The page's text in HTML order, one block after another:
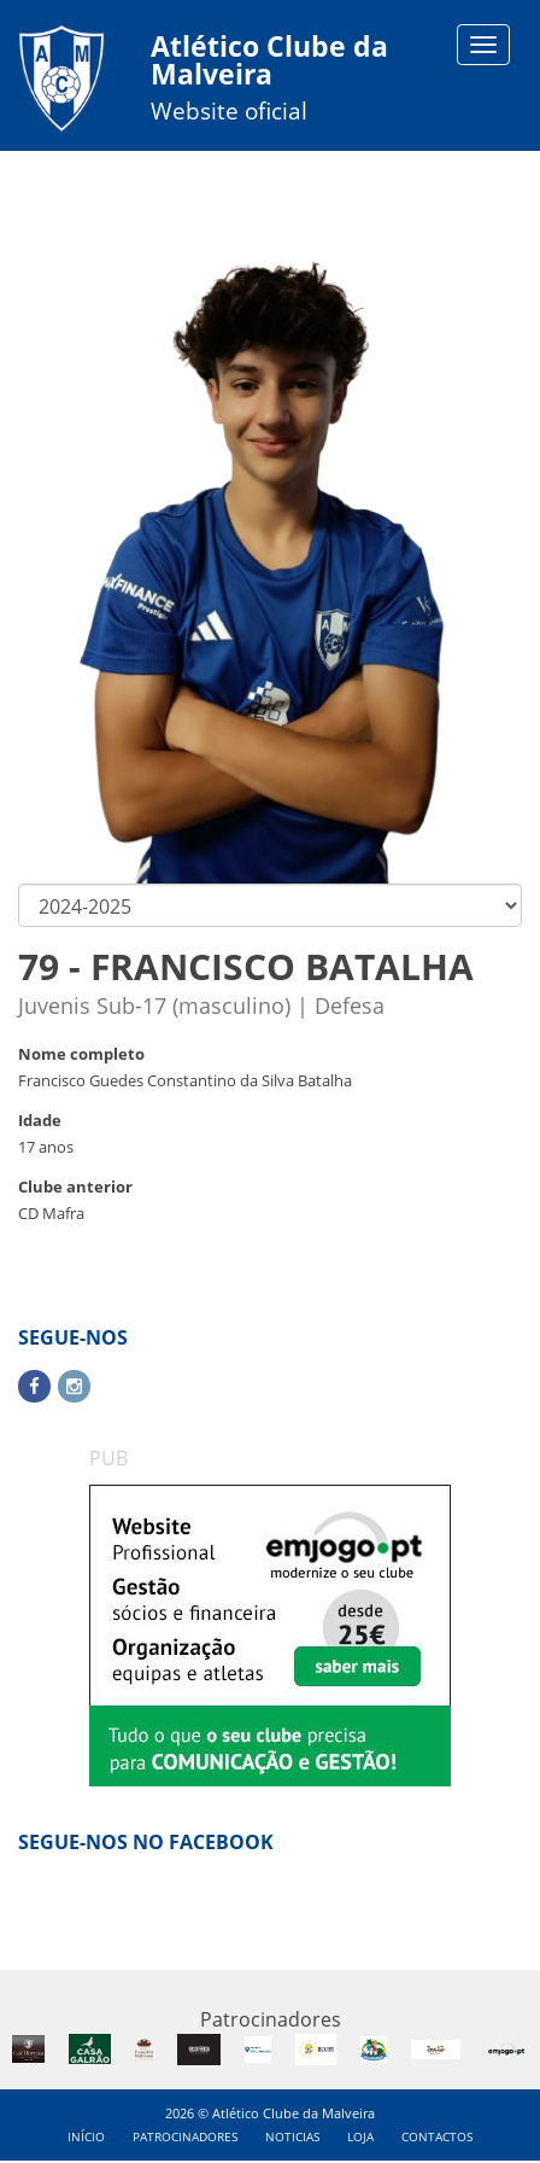
Toggle
Atlético Clube da
Malveira
Website oficial
79 - FRANCISCO BATALHA
Juvenis Sub-17 (masculino) | Defesa
Nome completo
Francisco Guedes Constantino da Silva Batalha
Idade
17 anos
Clube anterior
CD Mafra
SEGUE-NOS
PUB
SEGUE-NOS NO FACEBOOK
Patrocinadores
2026 © Atlético Clube da Malveira
INÍCIO PATROCINADORES NOTICIAS LOJA CONTACTOS